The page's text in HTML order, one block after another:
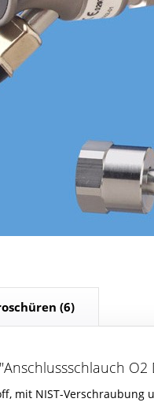
(6)
O2
mit NIST-Verschraubung